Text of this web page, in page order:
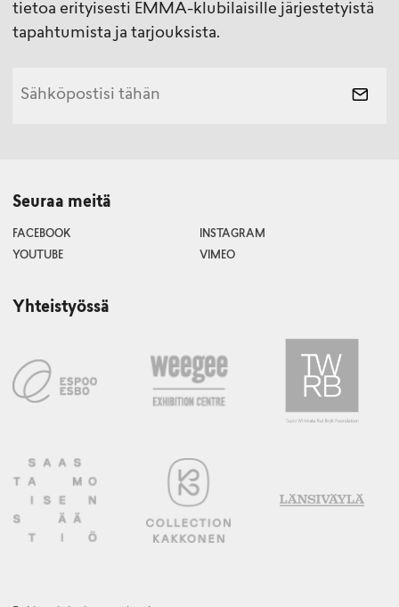
tietoa erityisesti EMMA-klubilaisille järjestetyistä
tapahtumista ja tarjouksista.
Seuraa meitä
FACEBOOK
INSTAGRAM
YOUTUBE
VIMEO
Yhteistyössä